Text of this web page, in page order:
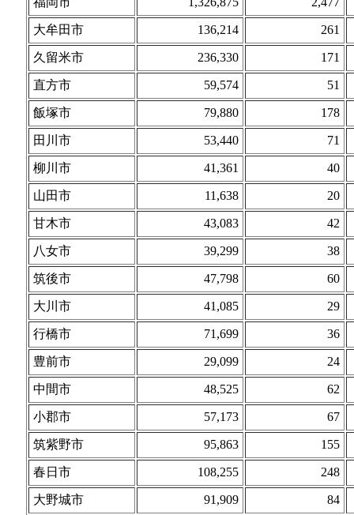
大牟田市 136,214 261
久留米市 236,330 171
直方市 59,574 51
飯塚市 79,880 178
田川市 53,440 71
柳川市 41,361 40
山田市 11,638 20
甘木市 43,083 42
八女市 39,299 38
筑後市 47,798 60
大川市 41,085 29
行橋市 71,699 36
豊前市 29,099 24
中間市 48,525 62
小郡市 57,173 67
筑紫野市 95,863 155
春日市 108,255 248
大野城市 91,909 84